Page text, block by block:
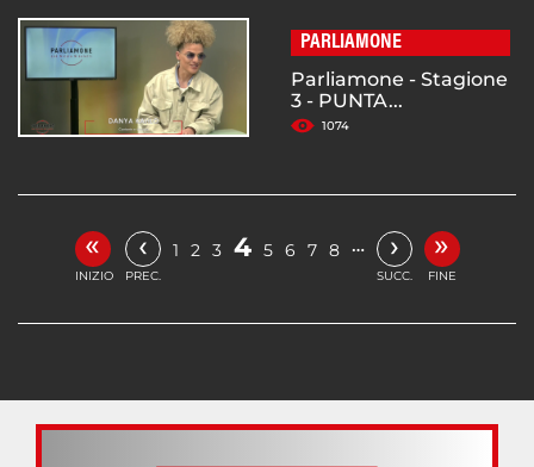
PARLIAMONE
Parliamone - Stagione
3 - PUNTA...
1074
«
INIZIO
‹
PREC.
1 2 3 4 5 6 7 8 … ›
SUCC.
»
FINE